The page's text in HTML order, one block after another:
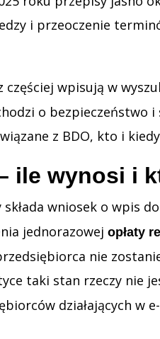
i przeoczenie
wpisują w
o
z BDO, kto i
ile wynosi i
wniosek o wpis do
jednorazowej opłaty
nie
taki stan rzeczy nie
działających w